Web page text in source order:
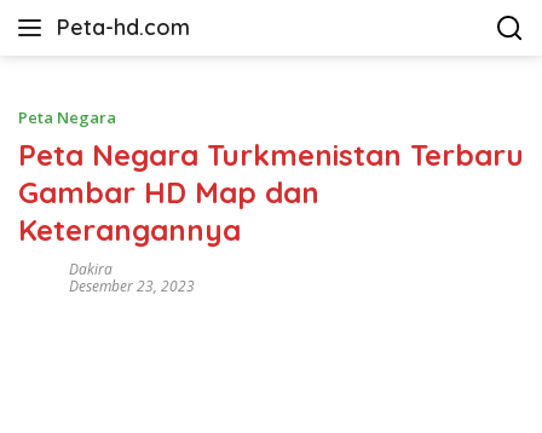
Peta-hd.com
Kumpulan
HD
Peta Negara
Peta Negara Turkmenistan Terbaru
Gambar HD Map dan
Keterangannya
Dakira
Desember 23, 2023